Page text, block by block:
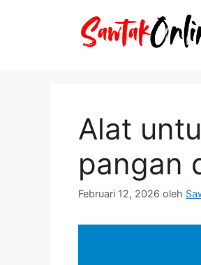
Alat
pangan
Februari 12, 2026 oleh